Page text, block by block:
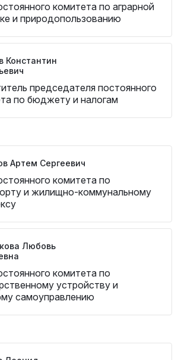
комитета по аграрной
и природопользованию
Константин
председателя постоянного
по бюджету и налогам
Артем Сергеевич
комитета по
и жилищно-коммунальному
Любовь
комитета по
устройству и
самоуправлению